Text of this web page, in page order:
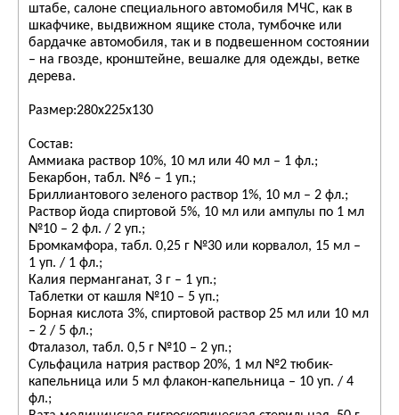
штабе, салоне специального автомобиля МЧС, как в
шкафчике, выдвижном ящике стола, тумбочке или
бардачке автомобиля, так и в подвешенном состоянии
– на гвозде, кронштейне, вешалке для одежды, ветке
дерева.
Размер:280х225х130
Состав:
Аммиака раствор 10%, 10 мл или 40 мл – 1 фл.;
Бекарбон, табл. №6 – 1 уп.;
Бриллиантового зеленого раствор 1%, 10 мл – 2 фл.;
Раствор йода спиртовой 5%, 10 мл или ампулы по 1 мл
№10 – 2 фл. / 2 уп.;
Бромкамфора, табл. 0,25 г №30 или корвалол, 15 мл –
1 уп. / 1 фл.;
Калия перманганат, 3 г – 1 уп.;
Таблетки от кашля №10 – 5 уп.;
Борная кислота 3%, спиртовой раствор 25 мл или 10 мл
– 2 / 5 фл.;
Фталазол, табл. 0,5 г №10 – 2 уп.;
Сульфацила натрия раствор 20%, 1 мл №2 тюбик-
капельница или 5 мл флакон-капельница – 10 уп. / 4
фл.;